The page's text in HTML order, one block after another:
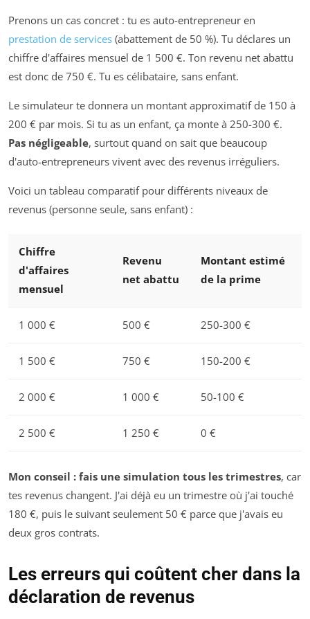
Prenons un cas concret : tu es auto-entrepreneur en
prestation de services (abattement de 50 %). Tu déclares un
chiffre d'affaires mensuel de 1 500 €. Ton revenu net abattu
est donc de 750 €. Tu es célibataire, sans enfant.
Le simulateur te donnera un montant approximatif de 150 à
200 € par mois. Si tu as un enfant, ça monte à 250-300 €.
Pas négligeable, surtout quand on sait que beaucoup
d'auto-entrepreneurs vivent avec des revenus irréguliers.
Voici un tableau comparatif pour différents niveaux de
revenus (personne seule, sans enfant) :
Chiffre
d'affaires
mensuel
Revenu
net abattu
Montant estimé
de la prime
1 000 € 500 € 250-300 €
1 500 € 750 € 150-200 €
2 000 € 1 000 € 50-100 €
2 500 € 1 250 € 0 €
Mon conseil : fais une simulation tous les trimestres, car
tes revenus changent. J'ai déjà eu un trimestre où j'ai touché
180 €, puis le suivant seulement 50 € parce que j'avais eu
deux gros contrats.
Les erreurs qui coûtent cher dans la
déclaration de revenus